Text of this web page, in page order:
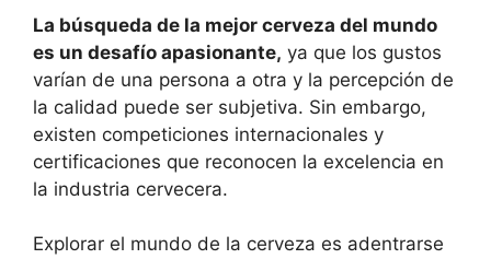
La búsqueda de la mejor cerveza del mundo
es un desafío apasionante, ya que los gustos
varían de una persona a otra y la percepción de
la calidad puede ser subjetiva. Sin embargo,
existen competiciones internacionales y
certificaciones que reconocen la excelencia en
la industria cervecera.
Explorar el mundo de la cerveza es adentrarse